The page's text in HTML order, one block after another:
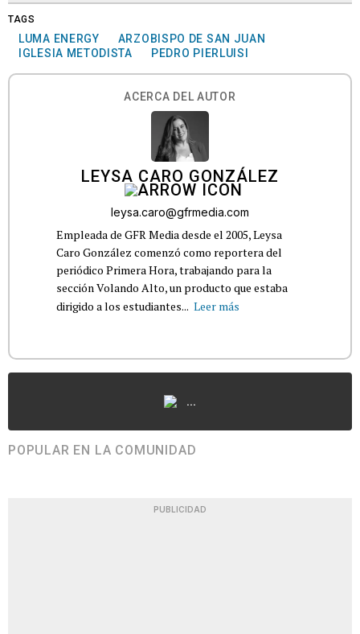
TAGS
LUMA ENERGY
ARZOBISPO DE SAN JUAN
IGLESIA METODISTA
PEDRO PIERLUISI
ACERCA DEL AUTOR
LEYSA CARO GONZÁLEZ
leysa.caro@gfrmedia.com
Empleada de GFR Media desde el 2005, Leysa
Caro González comenzó como reportera del
periódico Primera Hora, trabajando para la
sección Volando Alto, un producto que estaba
dirigido a los estudiantes... Leer más
...
POPULAR EN LA COMUNIDAD
PUBLICIDAD